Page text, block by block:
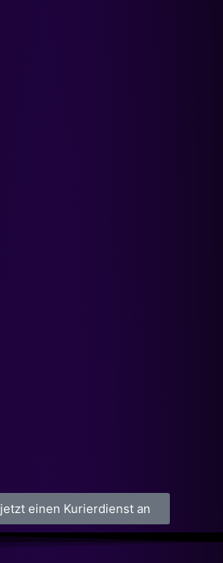
einen Kurierdienst an